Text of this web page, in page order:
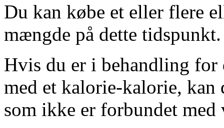
Du kan købe et eller flere
mængde på dette tidspunkt.
Hvis du er i behandling for
med et kalorie-kalorie, kan
som ikke er forbundet med